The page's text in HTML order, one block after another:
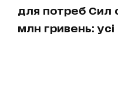
для потреб Сил
млн гривень: усі